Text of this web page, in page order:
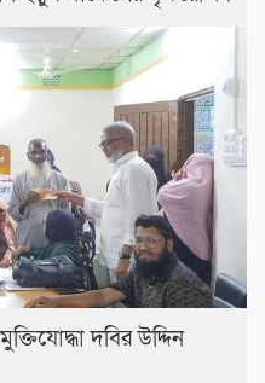
দবির উদ্দিন